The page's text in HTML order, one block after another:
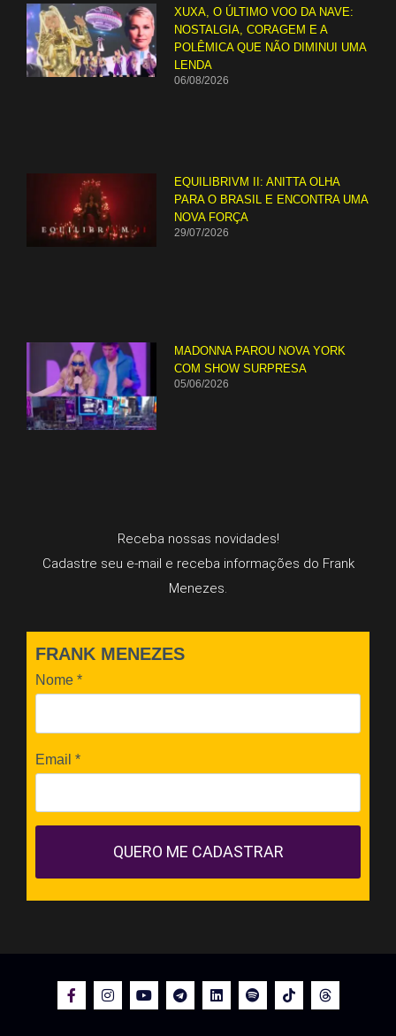
XUXA, O ÚLTIMO VOO DA NAVE:
NOSTALGIA, CORAGEM E A
POLÊMICA QUE NÃO DIMINUI UMA
LENDA
06/08/2026
EQUILIBRIVM II: ANITTA OLHA
PARA O BRASIL E ENCONTRA UMA
NOVA FORÇA
29/07/2026
MADONNA PAROU NOVA YORK
COM SHOW SURPRESA
05/06/2026
Receba nossas novidades!
Cadastre seu e-mail e receba informações do Frank
Menezes.
FRANK MENEZES
Nome *
Email *
QUERO ME CADASTRAR